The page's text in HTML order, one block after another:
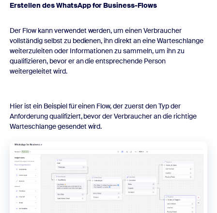
Erstellen des WhatsApp for Business-Flows
Der Flow kann verwendet werden, um einen Verbraucher
vollständig selbst zu bedienen, ihn direkt an eine Warteschlange
weiterzuleiten oder Informationen zu sammeln, um ihn zu
qualifizieren, bevor er an die entsprechende Person
weitergeleitet wird.
Hier ist ein Beispiel für einen Flow, der zuerst den Typ der
Anforderung qualifiziert, bevor der Verbraucher an die richtige
Warteschlange gesendet wird.